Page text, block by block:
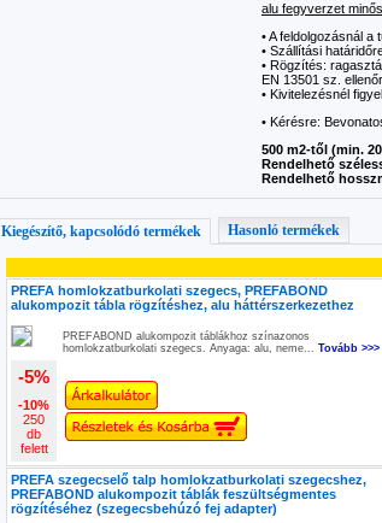
alu fegyverzet
• A feldolgozásnál
• Szállítási
• Rögzítés:
EN 13501 sz.
• Kivitelezésnél
• Kérésre:
500 m2-től (min.
Rendelhető
Rendelhető
Kiegészítő, kapcsolódó termékek Hasonló termékek
PREFA homlokzatburkolati szegecs, PREFABOND
alukompozit tábla rögzítéshez, alu háttérszerkezethez
PREFABOND alukompozit táblákhoz színazonos
homlokzatburkolati szegecs. Anyaga: alu, neme... Tovább >>>
-5%
-10%
250
db
felett
PREFA szegecselő talp homlokzatburkolati szegecshez,
PREFABOND alukompozit táblák feszültségmentes
rögzítéséhez (szegecsbehúzó fej adapter)